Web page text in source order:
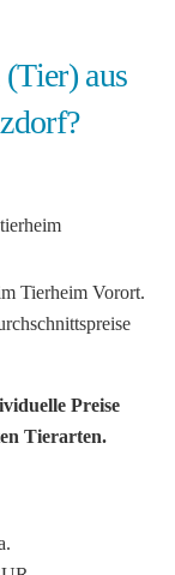
aus
Tierheim Vorort.
Preise
Tierarten.